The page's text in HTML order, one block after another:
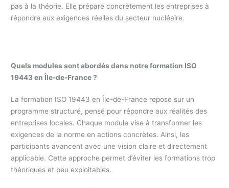
pas à la théorie. Elle prépare concrètement les entreprises à
répondre aux exigences réelles du secteur nucléaire.
Quels modules sont abordés dans notre formation ISO
19443 en Île-de-France ?
La formation ISO 19443 en Île-de-France repose sur un
programme structuré, pensé pour répondre aux réalités des
entreprises locales. Chaque module vise à transformer les
exigences de la norme en actions concrètes. Ainsi, les
participants avancent avec une vision claire et directement
applicable. Cette approche permet d’éviter les formations trop
théoriques et peu exploitables.